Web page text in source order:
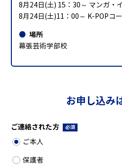
8月24日(土) 15：30～ マンガ・
8月24日(土)11：00～ K-POPコ
場所
幕張芸術学部校
お申し込み
ご連絡された方 必須
ご本人
保護者